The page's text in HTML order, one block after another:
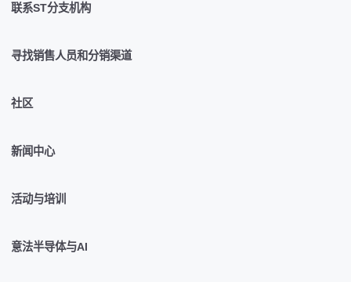
联系ST分支机构
寻找销售人员和分销渠道
社区
新闻中心
活动与培训
意法半导体与AI